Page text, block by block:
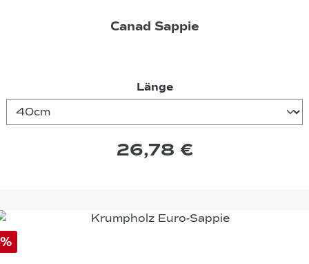
Canad Sappie
Längeauswählen
26,78 €
%